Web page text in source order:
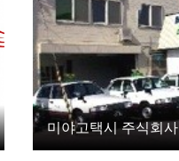
미야고택시 주식회사